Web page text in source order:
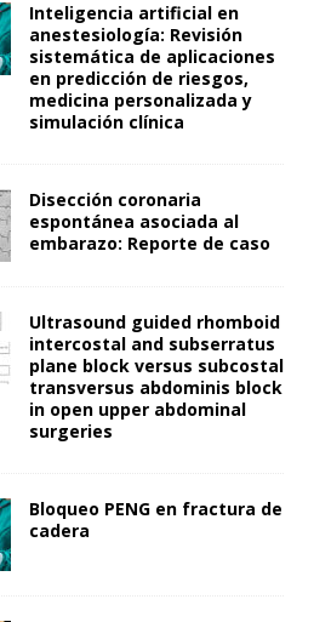
Inteligencia artificial en
anestesiología: Revisión
sistemática de aplicaciones
en predicción de riesgos,
medicina personalizada y
simulación clínica
Disección coronaria
espontánea asociada al
embarazo: Reporte de caso
Ultrasound guided rhomboid
intercostal and subserratus
plane block versus subcostal
transversus abdominis block
in open upper abdominal
surgeries
Bloqueo PENG en fractura de
cadera